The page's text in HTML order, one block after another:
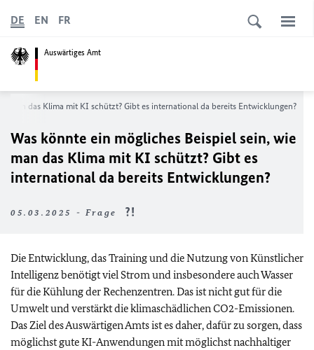
Auswärtiges Amt
DE EN FR
man das Klima mit KI schützt? Gibt es international da bereits Entwicklungen?
Was könnte ein mögliches Beispiel sein, wie
man das Klima mit KI schützt? Gibt es
international da bereits Entwicklungen?
05.03.2025 - Frage
Die Entwicklung, das Training und die Nutzung von Künstlicher
Intelligenz benötigt viel Strom und insbesondere auch Wasser
für die Kühlung der Rechenzentren. Das ist nicht gut für die
Umwelt und verstärkt die klimaschädlichen CO2-Emissionen.
Das Ziel des Auswärtigen Amts ist es daher, dafür zu sorgen, dass
möglichst gute KI-Anwendungen mit möglichst nachhaltiger